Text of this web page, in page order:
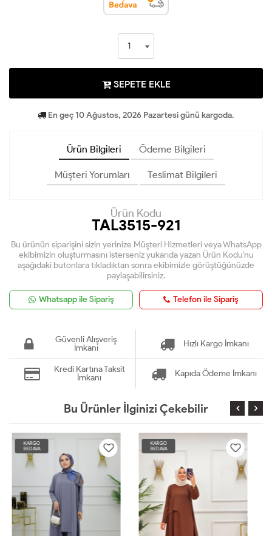
SEPETE EKLE
En geç 10 Ağustos, 2026 Pazartesi günü kargoda.
Ürün Bilgileri Ödeme Bilgileri
Müşteri Yorumları Teslimat Bilgileri
Ürün Kodu
TAL3515-921
Bu ürünün siparişini sizin yerinize Müşteri Hizmetleri veya WhatsApp
ekibimizin oluşturmasını isterseniz yukarıda yazan Ürün Kodu'nu
aşağıdaki butonlara tıkladıktan sonra ekibimizle görüştüğünüzde
paylaşabilirsiniz.
Whatsapp ile Sipariş Telefon ile Sipariş
Güvenli Alışveriş
İmkanı
Hızlı Kargo İmkanı
Kredi Kartına Taksit
İmkanı
Kapıda Ödeme İmkanı
Bu Ürünler İlginizi Çekebilir
KARGO
BEDAVA
KARGO
BEDAVA